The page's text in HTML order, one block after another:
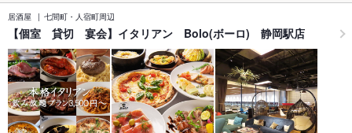
居酒屋 七間町・人宿町周辺
【個室 貸切 宴会】イタリアン Bolo(ボーロ) 静岡駅店